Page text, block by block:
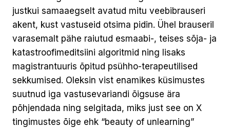
justkui samaaegselt avatud mitu veebibrauseri
akent, kust vastuseid otsima pidin. Ühel brauseril
varasemalt pähe raiutud esmaabi-, teises sõja- ja
katastroofimeditsiini algoritmid ning lisaks
magistrantuuris õpitud psühho-terapeutilised
sekkumised. Oleksin vist enamikes küsimustes
suutnud iga vastusevariandi õigsuse ära
põhjendada ning selgitada, miks just see on X
tingimustes õige ehk “beauty of unlearning”